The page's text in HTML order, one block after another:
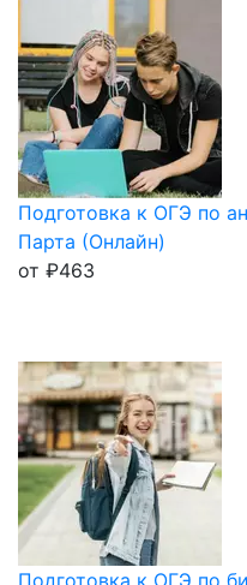
Подготовка к ОГЭ по
Парта (Онлайн)
от ₽463
Подготовка к ОГЭ по